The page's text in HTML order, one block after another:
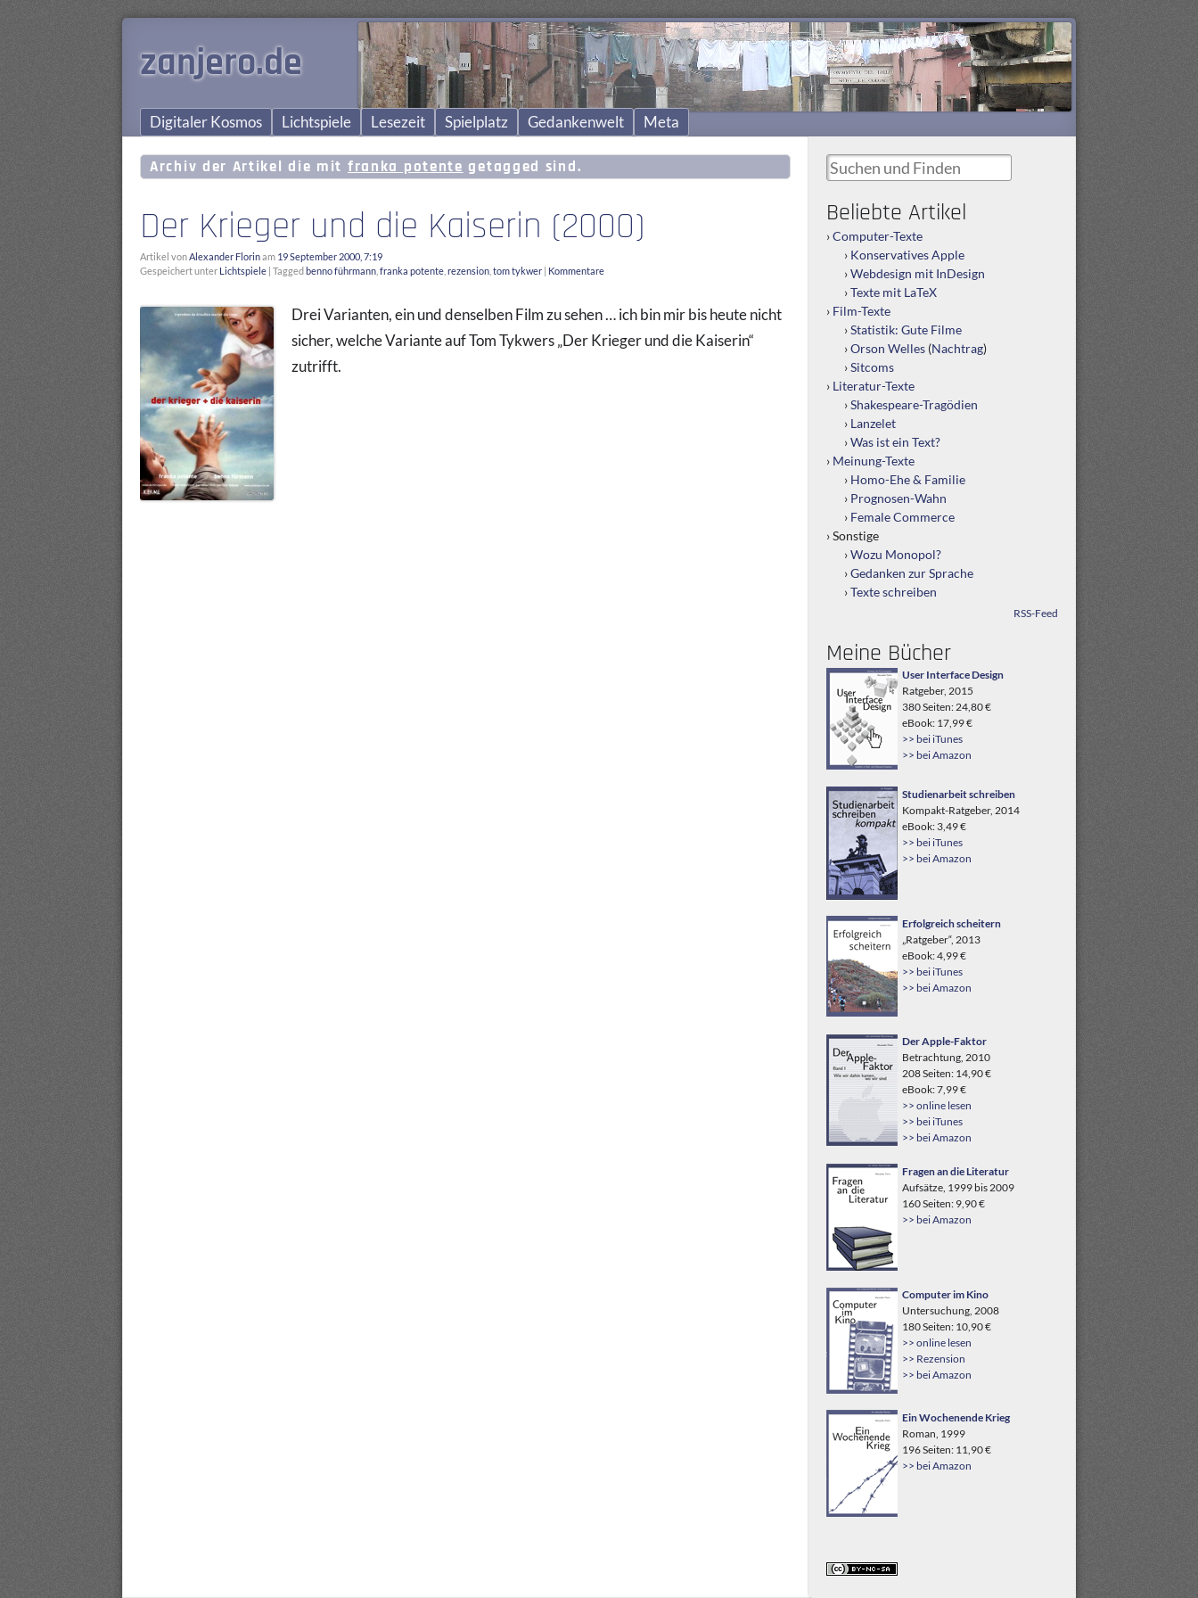
zanjero.de
Digitaler Kosmos Lichtspiele Lesezeit Spielplatz Gedankenwelt Meta
Archiv der Artikel die mit franka potente getagged sind.
Der Krieger und die Kaiserin (2000)
Artikel vonAlexander Florinam 19 September 2000, 7:19
Gespeichert unter Lichtspiele | Taggedbenno führmann franka potente rezension tom tykwer | Kommentare
Drei Varianten, ein und denselben Film zu sehen … ich bin mir bis heute nicht
sicher, welche Variante auf Tom Tykwers „Der Krieger und die Kaiserin“
zutrifft.
Suchen und Finden
Beliebte Artikel
Computer-Texte
Konservatives Apple
Webdesign mit InDesign
Texte mit LaTeX
Film-Texte
Statistik: Gute Filme
Orson Welles (Nachtrag)
Sitcoms
Literatur-Texte
Shakespeare-Tragödien
Lanzelet
Was ist ein Text?
Meinung-Texte
Homo-Ehe & Familie
Prognosen-Wahn
Female Commerce
Sonstige
Wozu Monopol?
Gedanken zur Sprache
Texte schreiben
RSS-Feed
Meine Bücher
User Interface Design
Ratgeber, 2015
380 Seiten: 24,80 €
eBook: 17,99 €
>> bei iTunes
>> bei Amazon
Studienarbeit schreiben
Kompakt-Ratgeber, 2014
eBook: 3,49 €
>> bei iTunes
>> bei Amazon
Erfolgreich scheitern
„Ratgeber“, 2013
eBook: 4,99 €
>> bei iTunes
>> bei Amazon
Der Apple-Faktor
Betrachtung, 2010
208 Seiten: 14,90 €
eBook: 7,99 €
>> online lesen
>> bei iTunes
>> bei Amazon
Fragen an die Literatur
Aufsätze, 1999 bis 2009
160 Seiten: 9,90 €
>> bei Amazon
Computer im Kino
Untersuchung, 2008
180 Seiten: 10,90 €
>> online lesen
>> Rezension
>> bei Amazon
Ein Wochenende Krieg
Roman, 1999
196 Seiten: 11,90 €
>> bei Amazon